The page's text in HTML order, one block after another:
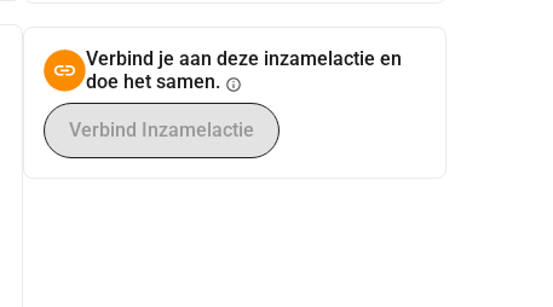
Verbind je aan deze inzamelactie en
doe het samen. info
Verbind Inzamelactie